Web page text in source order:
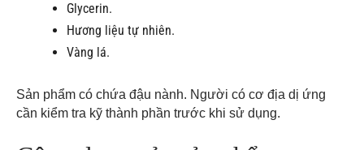
Glycerin.
Hương liệu tự nhiên.
Vàng lá.
Sản phẩm có chứa đậu nành. Người có cơ địa dị ứng
cần kiểm tra kỹ thành phần trước khi sử dụng.